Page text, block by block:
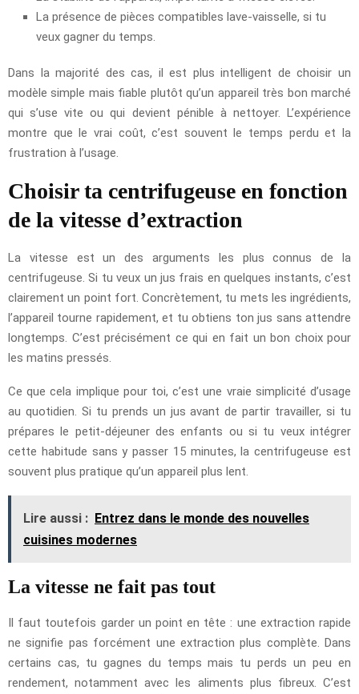
La présence de pièces compatibles lave-vaisselle, si tu
veux gagner du temps.
Dans la majorité des cas, il est plus intelligent de choisir un
modèle simple mais fiable plutôt qu’un appareil très bon marché
qui s’use vite ou qui devient pénible à nettoyer. L’expérience
montre que le vrai coût, c’est souvent le temps perdu et la
frustration à l’usage.
Choisir ta centrifugeuse en fonction
de la vitesse d’extraction
La vitesse est un des arguments les plus connus de la
centrifugeuse. Si tu veux un jus frais en quelques instants, c’est
clairement un point fort. Concrètement, tu mets les ingrédients,
l’appareil tourne rapidement, et tu obtiens ton jus sans attendre
longtemps. C’est précisément ce qui en fait un bon choix pour
les matins pressés.
Ce que cela implique pour toi, c’est une vraie simplicité d’usage
au quotidien. Si tu prends un jus avant de partir travailler, si tu
prépares le petit-déjeuner des enfants ou si tu veux intégrer
cette habitude sans y passer 15 minutes, la centrifugeuse est
souvent plus pratique qu’un appareil plus lent.
Lire aussi : Entrez dans le monde des nouvelles
cuisines modernes
La vitesse ne fait pas tout
Il faut toutefois garder un point en tête : une extraction rapide
ne signifie pas forcément une extraction plus complète. Dans
certains cas, tu gagnes du temps mais tu perds un peu en
rendement, notamment avec les aliments plus fibreux. C’est